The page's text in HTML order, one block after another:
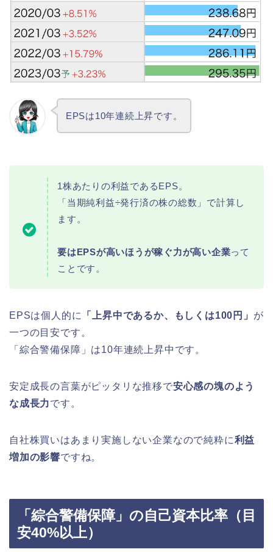
EPSは10年連続上昇です。
1株あたりの利益であるEPS。
「当期純利益÷発行済の株の総数」で計算し
ます。
要はEPSが高いほうが稼ぐ力が高い企業って
ことです。
EPSは個人的に 「上昇中であるか、もしくは100円」 が
一つの目安です。
「綜合警備保障」は10年連続上昇中です。
安定成長の言葉がピッタリな推移で安心感の塊のよう
な成長力です。
自社株買いはあまり実施しない企業なので純粋に利益
増加の影響ですね。
「綜合警備保障」の自己資本比率（目
安40%以上）